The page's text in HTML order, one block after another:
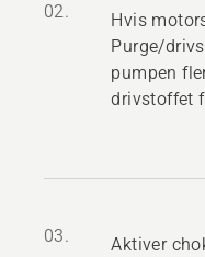
02.
Hvis
Purge/
pumpen
drivstoffet
03.
Aktiver